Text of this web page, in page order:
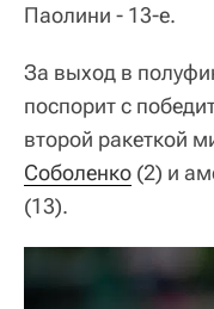
Паолини - 13-е.
За выход в
поспорит с
второй ракеткой
Соболенко (2) и
(13).